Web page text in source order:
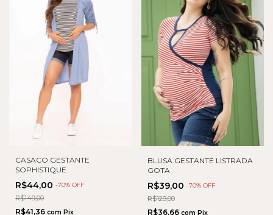
CASACO GESTANTE
SOPHISTIQUE
R$44,00 -70% OFF
R$149,00
R$41,36 com Pix
BLUSA GESTANTE LISTRADA
GOTA
R$39,00 -70% OFF
R$129,00
R$36,66 com Pix